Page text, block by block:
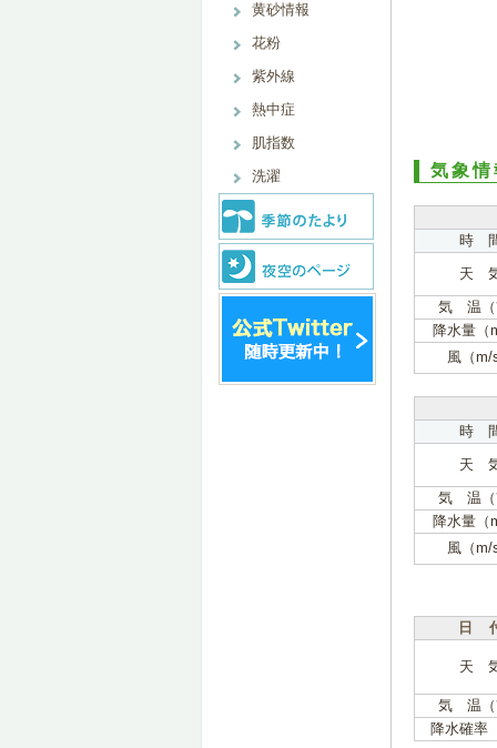
黄砂情報
花粉
紫外線
熱中症
肌指数
洗濯
気象情
時
天
気 温
降水量（
風（m/
時
天
気 温
降水量（
風（m/
日
天
気 温
降水確率